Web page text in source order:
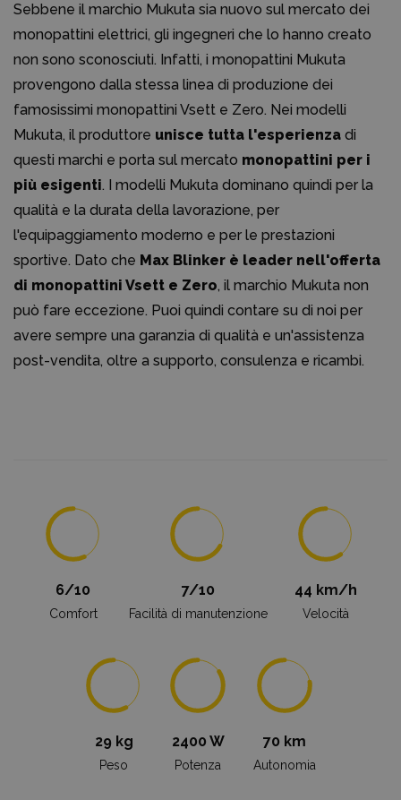
Sebbene il marchio Mukuta sia nuovo sul mercato dei
monopattini elettrici, gli ingegneri che lo hanno creato
non sono sconosciuti. Infatti, i monopattini Mukuta
provengono dalla stessa linea di produzione dei
famosissimi monopattini Vsett e Zero. Nei modelli
Mukuta, il produttore unisce tutta l'esperienza di
questi marchi e porta sul mercato monopattini per i
più esigenti. I modelli Mukuta dominano quindi per la
qualità e la durata della lavorazione, per
l'equipaggiamento moderno e per le prestazioni
sportive. Dato che Max Blinker è leader nell'offerta
di monopattini Vsett e Zero, il marchio Mukuta non
può fare eccezione. Puoi quindi contare su di noi per
avere sempre una garanzia di qualità e un'assistenza
post-vendita, oltre a supporto, consulenza e ricambi.
6/10
Comfort
7/10
Facilità di manutenzione
44 km/h
Velocità
29 kg
Peso
2400 W
Potenza
70 km
Autonomia